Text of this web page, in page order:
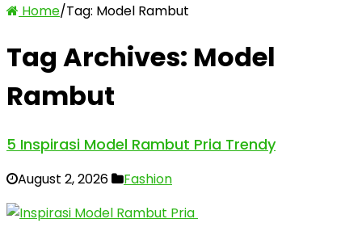
Home/Tag: Model Rambut
Tag Archives: Model
Rambut
5 Inspirasi Model Rambut Pria Trendy
August 2, 2026 Fashion